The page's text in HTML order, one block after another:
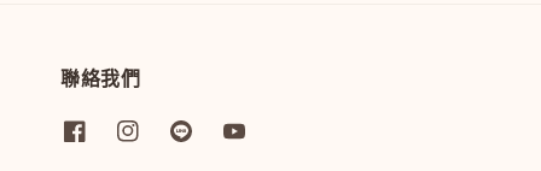
聯絡我們